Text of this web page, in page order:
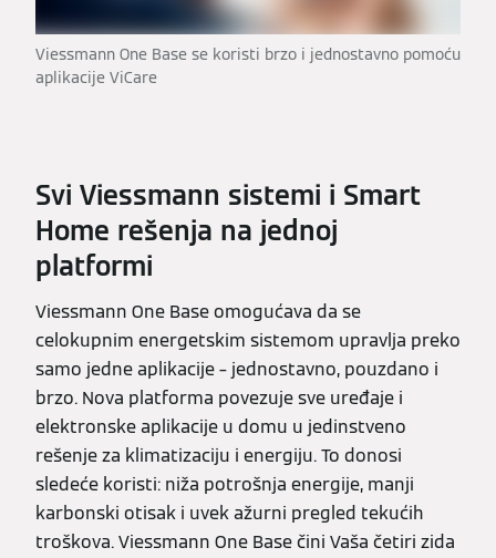
Viessmann One Base se koristi brzo i jednostavno pomoću
aplikacije ViCare
Svi Viessmann sistemi i Smart
Home rešenja na jednoj
platformi
Viessmann One Base omogućava da se
celokupnim energetskim sistemom upravlja preko
samo jedne aplikacije – jednostavno, pouzdano i
brzo. Nova platforma povezuje sve uređaje i
elektronske aplikacije u domu u jedinstveno
rešenje za klimatizaciju i energiju. To donosi
sledeće koristi: niža potrošnja energije, manji
karbonski otisak i uvek ažurni pregled tekućih
troškova. Viessmann One Base čini Vaša četiri zida